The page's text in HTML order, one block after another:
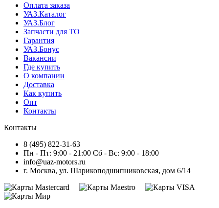
Оплата заказа
УАЗ.Каталог
УАЗ.Блог
Запчасти для ТО
Гарантия
УАЗ.Бонус
Вакансии
Где купить
О компании
Доставка
Как купить
Опт
Контакты
Контакты
8 (495) 822-31-63
Пн - Пт: 9:00 - 21:00 Сб - Вс: 9:00 - 18:00
info@uaz-motors.ru
г. Москва, ул. Шарикоподшипниковская, дом 6/14